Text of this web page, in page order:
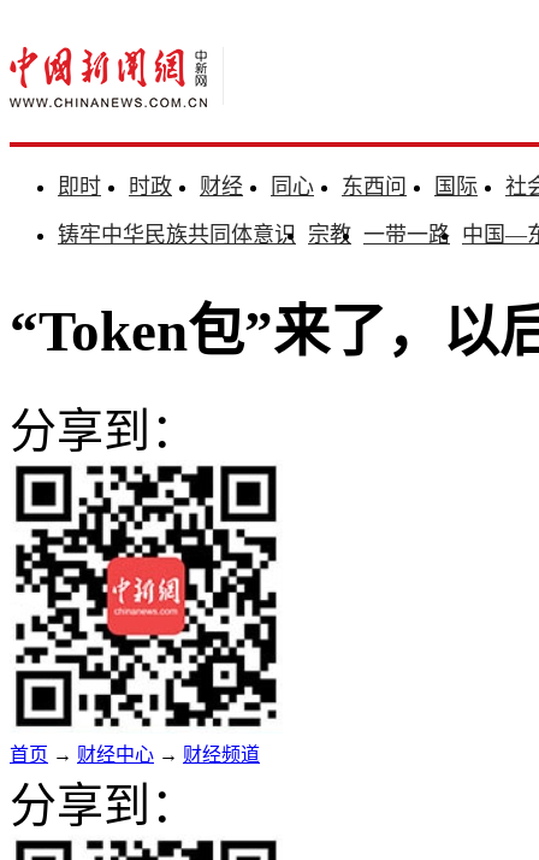
即时 时政 财经 同心 东西问 国际
社
铸牢中华民族共同体意识 宗教 一带一路 中国—
“Token包”来了，以
分享到：
首页 → 财经中心 → 财经频道
分享到：